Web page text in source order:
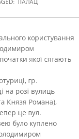
ПАЛАЦ
користування
якої сягають
гр.
на розі вулиць
Князя Романа),
це вул.
було куплено